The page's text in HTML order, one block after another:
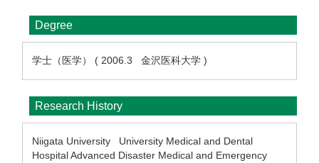
Degree
学士（医学） ( 2006.3 金沢医科大学 )
Research History
Niigata University University Medical and Dental
Hospital Advanced Disaster Medical and Emergency